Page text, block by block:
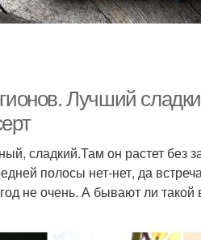
Лучший
сладкий.Там он растет без
полосы нет-нет, да
не очень. А бывают ли